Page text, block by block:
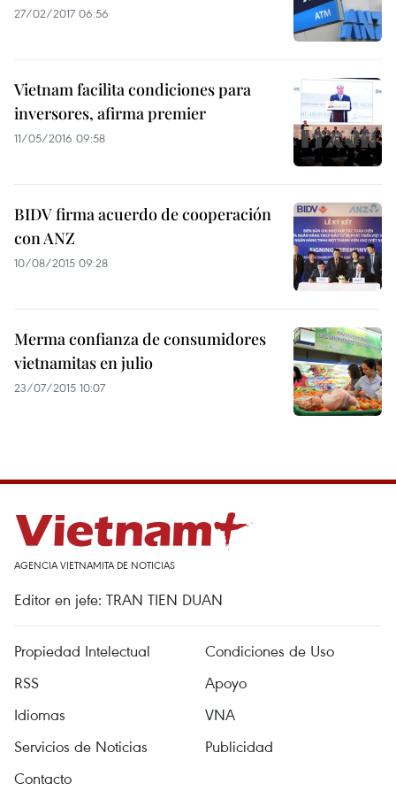
27/02/2017 06:56
Vietnam facilita condiciones para
inversores, afirma premier
11/05/2016 09:58
BIDV firma acuerdo de cooperación
con ANZ
10/08/2015 09:28
Merma confianza de consumidores
vietnamitas en julio
23/07/2015 10:07
AGENCIA VIETNAMITA DE NOTICIAS
Editor en jefe: TRAN TIEN DUAN
Propiedad Intelectual
Condiciones de Uso
RSS
Apoyo
Idiomas
VNA
Servicios de Noticias
Publicidad
Contacto